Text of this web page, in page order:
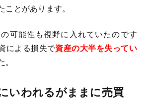
とがあります。
可能性も視野に入れていたのです
による損失で資産の大半を失ってい
いわれるがままに売買